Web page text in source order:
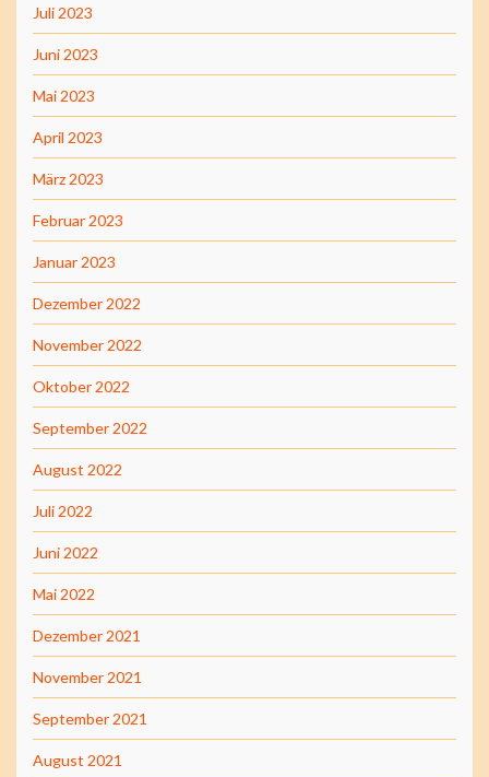
Juli 2023
Juni 2023
Mai 2023
April 2023
März 2023
Februar 2023
Januar 2023
Dezember 2022
November 2022
Oktober 2022
September 2022
August 2022
Juli 2022
Juni 2022
Mai 2022
Dezember 2021
November 2021
September 2021
August 2021